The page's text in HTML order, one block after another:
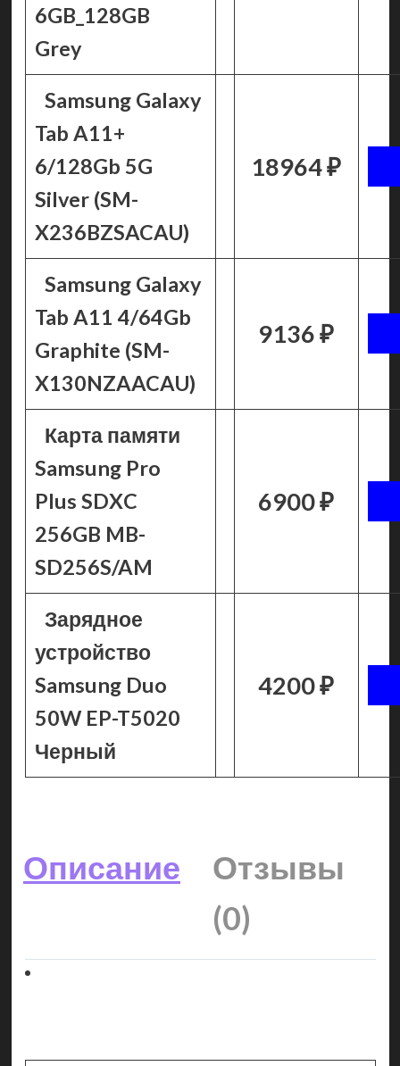
6GB_128GB
Grey
Samsung Galaxy
Tab A11+
6/128Gb 5G
Silver (SM-
X236BZSACAU)
18964 ₽
Samsung Galaxy
Tab A11 4/64Gb
Graphite (SM-
X130NZAACAU)
9136 ₽
Карта памяти
Samsung Pro
Plus SDXC
256GB MB-
SD256S/AM
6900 ₽
Зарядное
устройство
Samsung Duo
50W EP-T5020
Черный
4200 ₽
Описание
Отзывы
(0)